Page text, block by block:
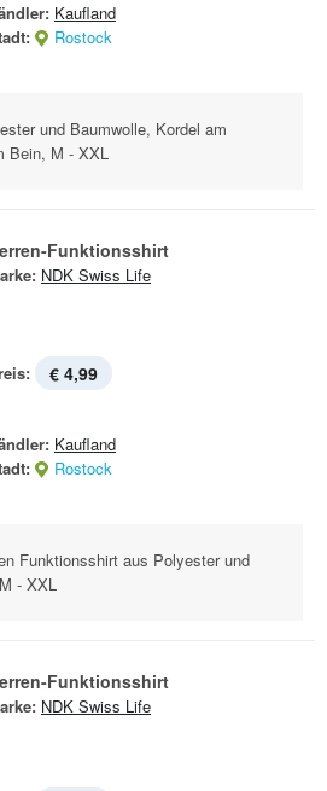
Kaufland
Rostock
und Baumwolle, Kordel am
Bein, M - XXL
Funktionsshirt
NDK Swiss Life
€ 4,99
Kaufland
Rostock
Funktionsshirt aus Polyester und
- XXL
Funktionsshirt
NDK Swiss Life